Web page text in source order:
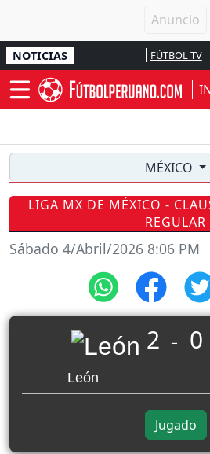
NOTICIAS FÚTBOL TV
MÉXICO
LIGA MX DE MÉXICO -
REGULAR
Sábado 4/Abril/2026 8:06 PM
León
2 _ 0
Jugado